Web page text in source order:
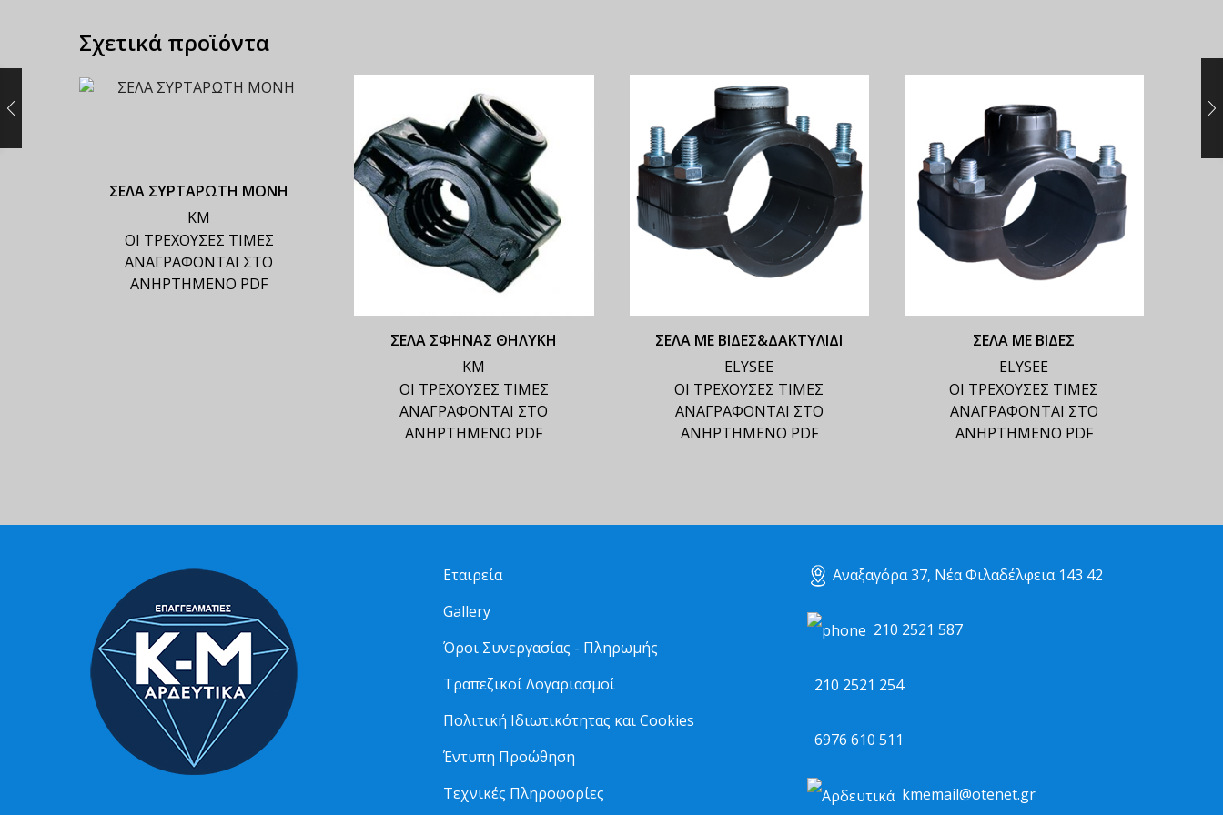
Σχετικά προϊόντα
ΣΕΛΑ ΣΥΡΤΑΡΩΤΗ ΜΟΝΗ
ΚΜ
ΟΙ ΤΡΕΧΟΥΣΕΣ ΤΙΜΕΣ
ΑΝΑΓΡΑΦΟΝΤΑΙ ΣΤΟ
ΑΝΗΡΤΗΜΕΝΟ PDF
ΣΕΛΑ ΣΦΗΝΑΣ ΘΗΛΥΚΗ
ΚΜ
ΟΙ ΤΡΕΧΟΥΣΕΣ ΤΙΜΕΣ
ΑΝΑΓΡΑΦΟΝΤΑΙ ΣΤΟ
ΑΝΗΡΤΗΜΕΝΟ PDF
ΣΕΛΑ ΜΕ ΒΙΔΕΣ&ΔΑΚΤΥΛΙΔΙ
ELYSEE
ΟΙ ΤΡΕΧΟΥΣΕΣ ΤΙΜΕΣ
ΑΝΑΓΡΑΦΟΝΤΑΙ ΣΤΟ
ΑΝΗΡΤΗΜΕΝΟ PDF
ΣΕΛΑ ΜΕ ΒΙΔΕΣ
ELYSEE
ΟΙ ΤΡΕΧΟΥΣΕΣ ΤΙΜΕΣ
ΑΝΑΓΡΑΦΟΝΤΑΙ ΣΤΟ
ΑΝΗΡΤΗΜΕΝΟ PDF
Εταιρεία
Gallery
Όροι Συνεργασίας - Πληρωμής
Τραπεζικοί Λογαριασμοί
Πολιτική Ιδιωτικότητας και Cookies
Έντυπη Προώθηση
Τεχνικές Πληροφορίες
Αναξαγόρα 37, Νέα Φιλαδέλφεια 143 42
210 2521 587
210 2521 254
6976 610 511
kmemail@otenet.gr